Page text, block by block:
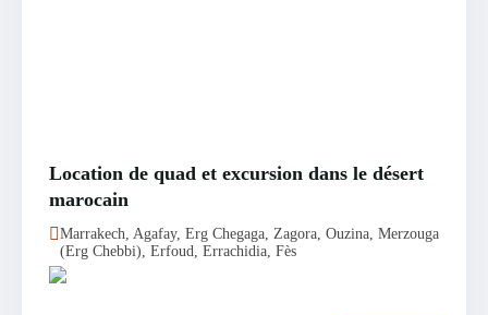
Location de quad et excursion dans le désert
marocain
Marrakech, Agafay, Erg Chegaga, Zagora, Ouzina, Merzouga
(Erg Chebbi), Erfoud, Errachidia, Fès